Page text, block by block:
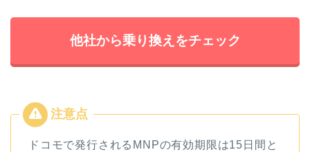
他社から乗り換えをチェック
ドコモで発行されるMNPの有効期限は15日間と